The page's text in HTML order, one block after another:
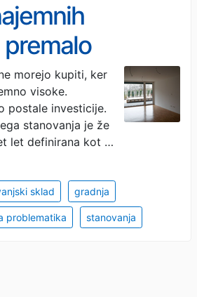
morejo kupiti, ker
visoke.
postale investicije.
stanovanja je že
let definirana kot …
sklad gradnja
problematika stanovanja